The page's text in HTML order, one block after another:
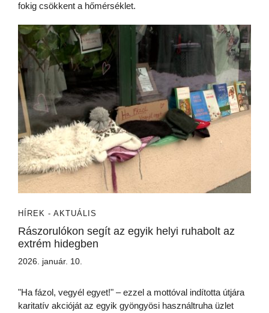
fokig csökkent a hőmérséklet.
HÍREK - AKTUÁLIS
Rászorulókon segít az egyik helyi ruhabolt az
extrém hidegben
2026. január. 10.
"Ha fázol, vegyél egyet!" – ezzel a mottóval indította útjára
karitatív akcióját az egyik gyöngyösi használtruha üzlet